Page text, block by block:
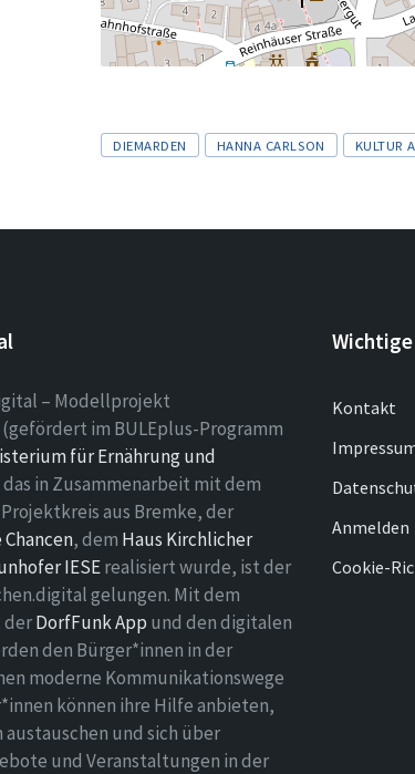
Tags
DIEMARDEN HANNA CARLSON KULTUR
– Modellprojekt
(gefördert im BULEplus-Programm
für Ernährung und
das in Zusammenarbeit mit dem
aus Bremke, der
, dem Haus Kirchlicher
IESErealisiert wurde, ist der
gelungen. Mit dem
DorfFunk App und den digitalen
den Bürger*innen in der
moderne Kommunikationswege
können ihre Hilfe anbieten,
und sich über
und Veranstaltungen in der
Kontakt
Anmelden
Cookie-